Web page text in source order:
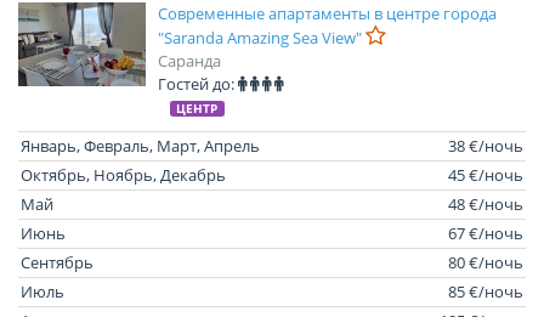
Современные апартаменты в центре города
"Saranda Amazing Sea View"
Саранда
Гостей до:
ЦЕНТР
Январь, Февраль, Март, Апрель
38 €/ночь
Октябрь, Ноябрь, Декабрь
45 €/ночь
Май
48 €/ночь
Июнь
67 €/ночь
Сентябрь
80 €/ночь
Июль
85 €/ночь